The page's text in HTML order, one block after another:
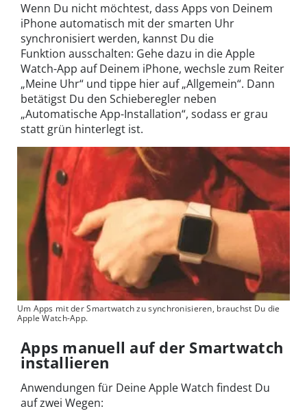
Wenn Du nicht möchtest, dass Apps von Deinem
iPhone automatisch mit der smarten Uhr
synchronisiert werden, kannst Du die
Funktion ausschalten: Gehe dazu in die Apple
Watch-App auf Deinem iPhone, wechsle zum Reiter
„Meine Uhr“ und tippe hier auf „Allgemein“. Dann
betätigst Du den Schieberegler neben
„Automatische App-Installation“, sodass er grau
statt grün hinterlegt ist.
Um Apps mit der Smartwatch zu synchronisieren, brauchst Du die
Apple Watch-App.
Apps manuell auf der Smartwatch
installieren
Anwendungen für Deine Apple Watch findest Du
auf zwei Wegen: